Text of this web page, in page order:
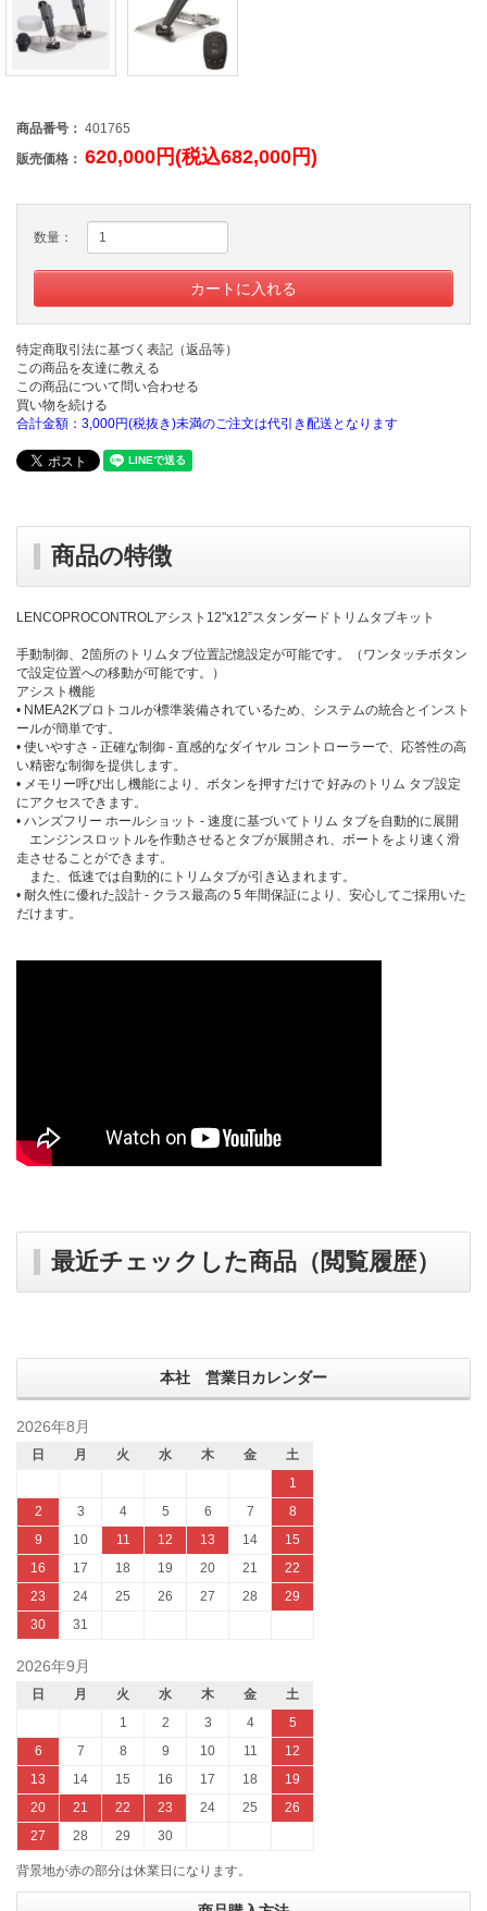
商品番号： 401765
販売価格： 620,000円(税込682,000円)
数量：
特定商取引法に基づく表記（返品等）
この商品を友達に教える
この商品について問い合わせる
買い物を続ける
合計金額：3,000円(税抜き)未満のご注文は代引き配送となります
商品の特徴
LENCOPROCONTROLアシスト12"x12”スタンダードトリムタブキット
手動制御、2箇所のトリムタブ位置記憶設定が可能です。（ワンタッチボタン
で設定位置への移動が可能です。）
アシスト機能
• NMEA2Kプロトコルが標準装備されているため、システムの統合とインスト
ールが簡単です。
• 使いやすさ - 正確な制御 - 直感的なダイヤル コントローラーで、応答性の高
い精密な制御を提供します。
• メモリー呼び出し機能により、ボタンを押すだけで 好みのトリム タブ設定
にアクセスできます。
• ハンズフリー ホールショット - 速度に基づいてトリム タブを自動的に展開
エンジンスロットルを作動させるとタブが展開され、ボートをより速く滑
走させることができます。
また、低速では自動的にトリムタブが引き込まれます。
• 耐久性に優れた設計 - クラス最高の 5 年間保証により、安心してご採用いた
だけます。
最近チェックした商品（閲覧履歴）
本社 営業日カレンダー
2026年8月
日 月 火 水 木 金
土
1
2
3 4 5 6 7
8
9
10 11 12 13 14
15
16
17 18 19 20 21
22
23
24 25 26 27 28
29
30
31
2026年9月
日 月 火 水 木 金
土
1
2 3 4
5
6
7 8 9 10 11
12
13
14 15 16 17 18
19
20
21 22 23 24 25
26
27
28 29 30
背景地が赤の部分は休業日になります。